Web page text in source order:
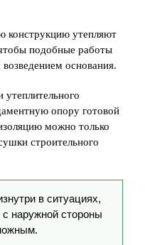
конструкцию утепляют
подобные работы
основания.
опору готовой
можно только
строительного
в ситуациях,
с наружной стороны